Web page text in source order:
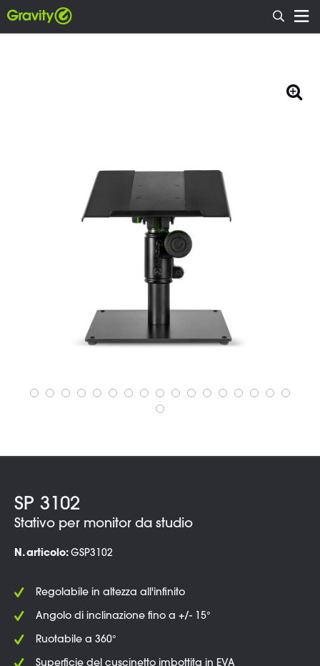
SP 3102
Stativo per monitor da studio
N. articolo: GSP3102
Regolabile in altezza all'infinito
Angolo di inclinazione fino a +/- 15°
Ruotabile a 360°
Superficie del cuscinetto imbottita in EVA